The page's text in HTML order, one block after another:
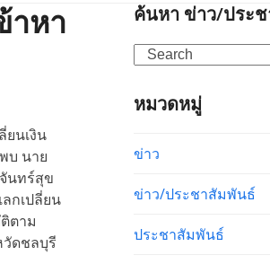
าหา
นเงิน
บ นาย
นทร์สุข
กเปลี่ยน
ตาม
ดชลบุรี
ค้นหา ข่าว/ประ
Search
หมวดหมู่
ข่าว
ข่าว/ประชาสัมพันธ์
ประชาสัมพันธ์